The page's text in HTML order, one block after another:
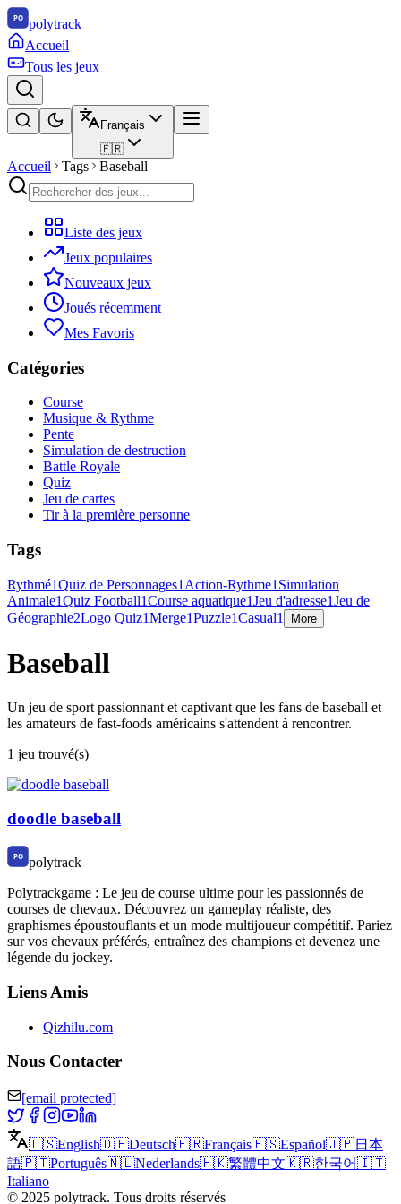
polytrack
Accueil
Tous les jeux
Français
🇫🇷
Accueil Tags Baseball
Liste des jeux
Jeux populaires
Nouveaux jeux
Joués récemment
Mes Favoris
Catégories
Course
Musique & Rythme
Pente
Simulation de destruction
Battle Royale
Quiz
Jeu de cartes
Tir à la première personne
Tags
Rythmé1Quiz de Personnages1 Action-Rythme1 Simulation
Animale1Quiz Football1Course aquatique1Jeu d'adresse1Jeu de
Géographie2Logo Quiz1Merge1Puzzle1Casual1 More
Baseball
Un jeu de sport passionnant et captivant que les fans de baseball et
les amateurs de fast-foods américains s'attendent à rencontrer.
1 jeu trouvé(s)
doodle baseball
polytrack
Polytrackgame : Le jeu de course ultime pour les passionnés de
courses de chevaux. Découvrez un gameplay réaliste, des
graphismes époustouflants et un mode multijoueur compétitif. Pariez
sur vos chevaux préférés, entraînez des champions et devenez une
légende du jockey.
Liens Amis
Qizhilu.com
Nous Contacter
[email protected]
🇺🇸English🇩🇪Deutsch🇫🇷Français🇪🇸Español🇯🇵日本
語🇵🇹Português🇳🇱Nederlands🇭🇰繁體中文🇰🇷한국어🇮🇹
Italiano
© 2025 polytrack. Tous droits réservés